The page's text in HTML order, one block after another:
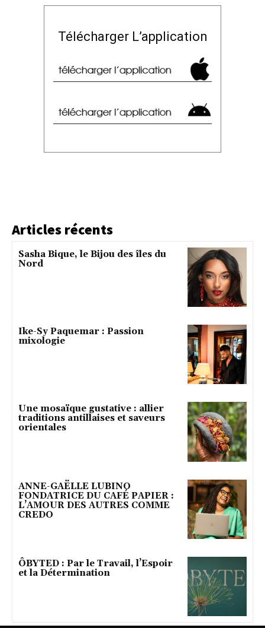
Télécharger L’application
Articles récents
Sasha Bique, le Bijou des îles du
Nord
Ike-Sy Paquemar : Passion
mixologie
Une mosaïque gustative : allier
traditions antillaises et saveurs
orientales
ANNE-GAËLLE LUBINO
FONDATRICE DU CAFÉ PAPIER :
L’AMOUR DES AUTRES COMME
CREDO
ÔBYTED : Par le Travail, l’Espoir
et la Détermination